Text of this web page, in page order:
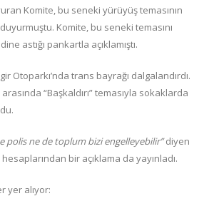
Komite, bu seneki yürüyüş temasının
Komite, bu seneki temasını
astığı pankartla açıklamıştı.
Otoparkı’nda trans bayrağı dalgalandırdı.
“Başkaldırı” temasıyla sokaklarda
polis ne de toplum bizi engelleyebilir”diyen
bir açıklama da yayınladı.
yer alıyor: